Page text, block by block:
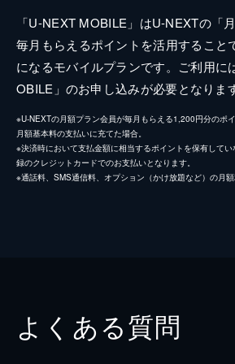
「U-NEXT MOBILE」はU-NEXTの「
毎月もらえるポイントを活用すること
になるモバイルプランです。ご利用に
OBILE」のお申し込みが必要となります
※U-NEXTの月額プラン会員が毎月もらえる1,200円分のポ
月額基本料の支払いに充てた場合。
※決済時において支払金額に相当するポイントを保有して
録のクレジットカードでのお支払いとなります。
※通話料、SMS通信料、オプション（かけ放題など）の月額
よくある質問